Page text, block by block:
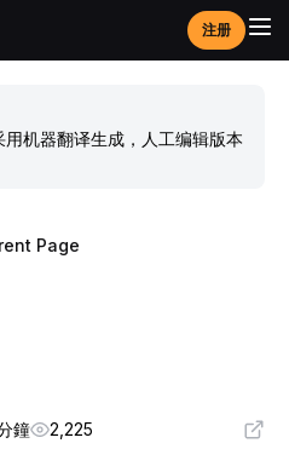
注册
机器翻译生成，人工编辑版本
Page
鐘 2,225